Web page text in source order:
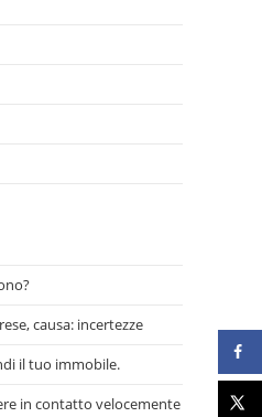
causa: incertezze
il tuo immobile.
in contatto velocemente